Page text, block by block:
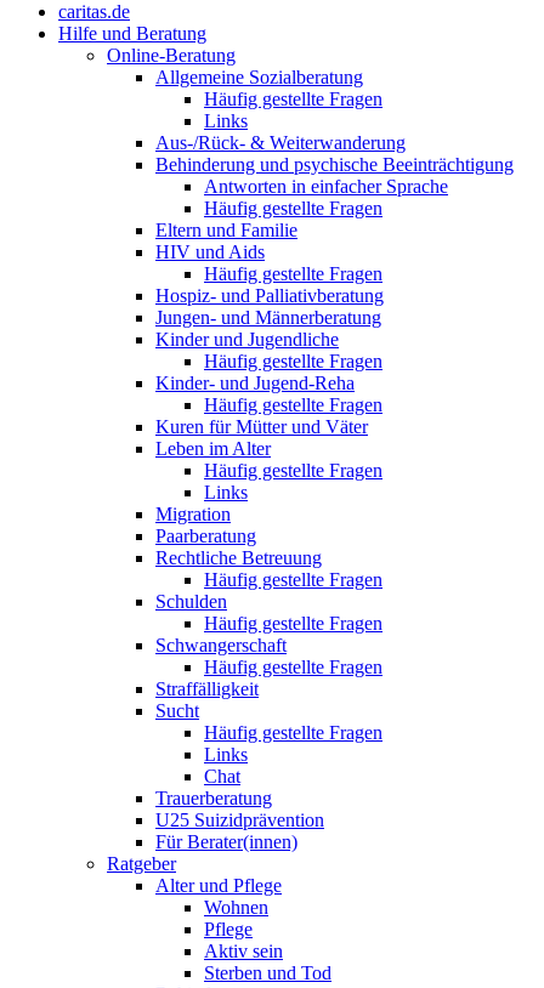
caritas.de
Hilfe und Beratung
Online-Beratung
Allgemeine Sozialberatung
Häufig gestellte Fragen
Links
Aus-/Rück- & Weiterwanderung
Behinderung und psychische Beeinträchtigung
Antworten in einfacher Sprache
Häufig gestellte Fragen
Eltern und Familie
HIV und Aids
Häufig gestellte Fragen
Hospiz- und Palliativberatung
Jungen- und Männerberatung
Kinder und Jugendliche
Häufig gestellte Fragen
Kinder- und Jugend-Reha
Häufig gestellte Fragen
Kuren für Mütter und Väter
Leben im Alter
Häufig gestellte Fragen
Links
Migration
Paarberatung
Rechtliche Betreuung
Häufig gestellte Fragen
Schulden
Häufig gestellte Fragen
Schwangerschaft
Häufig gestellte Fragen
Straffälligkeit
Sucht
Häufig gestellte Fragen
Links
Chat
Trauerberatung
U25 Suizidprävention
Für Berater(innen)
Ratgeber
Alter und Pflege
Wohnen
Pflege
Aktiv sein
Sterben und Tod